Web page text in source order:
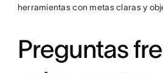
herramientas con metas claras y
Preguntas